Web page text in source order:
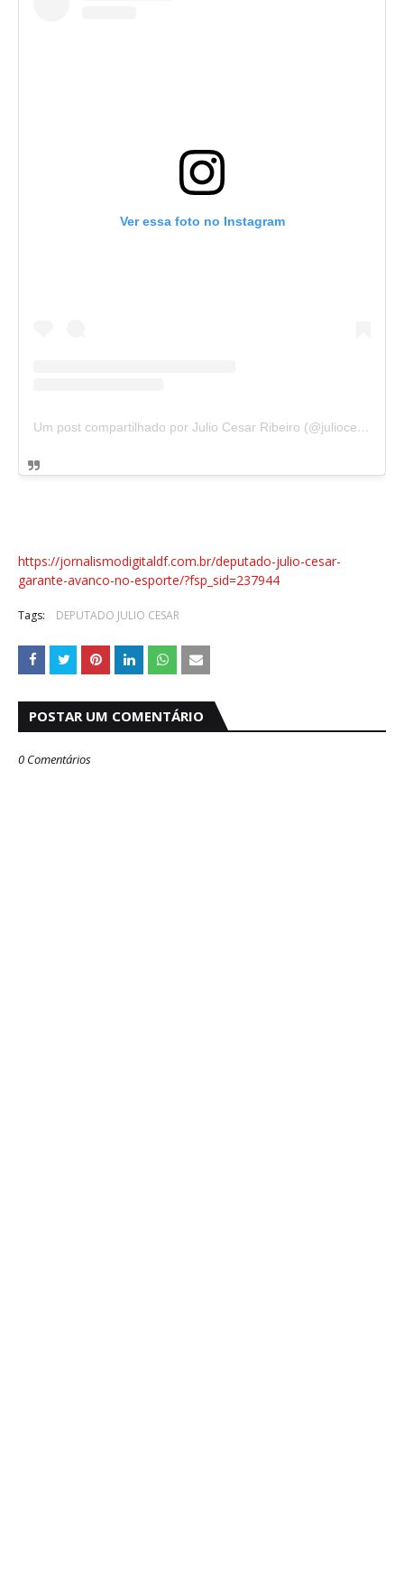
Ver essa foto no Instagram
Um post compartilhado por Julio Cesar Ribeiro (@juliocesarribeiro)
https://jornalismodigitaldf.com.br/deputado-julio-cesar-
garante-avanco-no-esporte/?fsp_sid=237944
Tags: DEPUTADO JULIO CESAR
POSTAR UM COMENTÁRIO
0 Comentários